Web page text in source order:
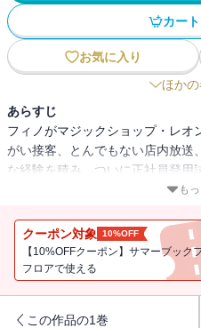
カー
お気に入り
ほか
あらすじ
フィノがマジックショップ・レオ
がい接客、とんでもない店内放送
な経験を積み、ついに正社員登用
も
クーポン対象 10%OFF
【10%OFFクーポン】サマーブック
フロアで使える
この作品の1巻